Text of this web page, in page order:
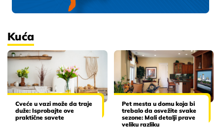
Kuća
Cveće u vazi može da traje
duže: Isprobajte ove
praktične savete
Pet mesta u domu koja bi
trebalo da osvežite svake
sezone: Mali detalji prave
veliku razliku